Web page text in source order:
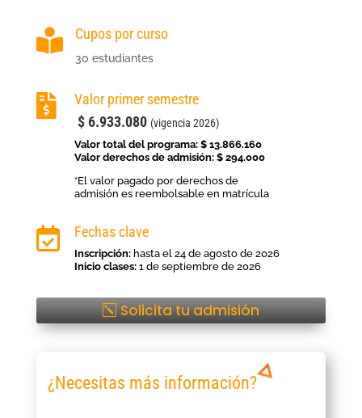
 Cupos por curso
30 estudiantes

Valor primer semestre
$ 6.933.080 (vigencia 2026)
Valor total del programa: $ 13.866.160
Valor derechos de admisión: $ 294.000
*El valor pagado por derechos de
admisión es reembolsable en matrícula
 Fechas clave
Inscripción: hasta el 24 de agosto de 2026
Inicio clases: 1 de septiembre de 2026
Solicita tu admisión
¿Necesitas más información?